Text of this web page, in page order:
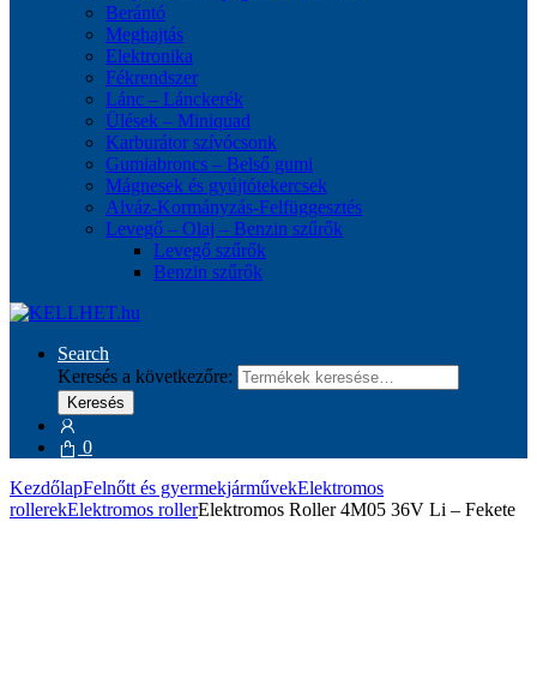
Berántó
Meghajtás
Elektronika
Fékrendszer
Lánc – Lánckerék
Ülések – Miniquad
Karburátor szívócsonk
Gumiabroncs – Belső gumi
Mágnesek és gyújtótekercsek
Alváz-Kormányzás-Felfüggesztés
Levegő – Olaj – Benzin szűrők
Levegő szűrők
Benzin szűrők
Search
Keresés a következőre:
Keresés
0
KezdőlapFelnőtt és gyermekjárművekElektromos
rollerekElektromos rollerElektromos Roller 4M05 36V Li – Fekete